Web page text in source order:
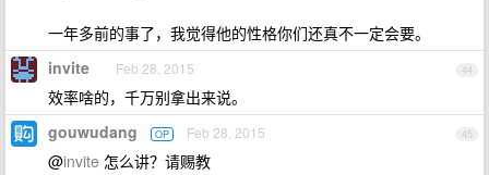
一年多前的事了，我觉得他的性格你们还真不一定会要。
44
invite Feb 28, 2015
效率啥的，千万别拿出来说。
45
gouwudang OP Feb 28, 2015
@invite 怎么讲？请赐教